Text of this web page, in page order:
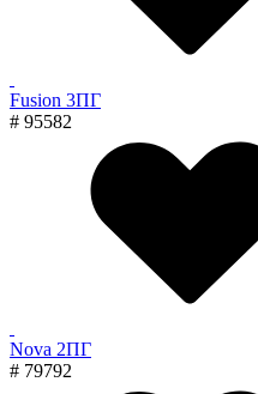
Fusion 3ПГ
# 95582
Nova 2ПГ
# 79792